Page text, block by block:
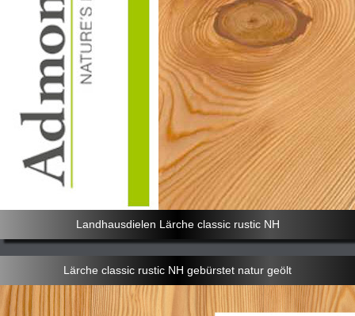
Landhausdielen Lärche classic rustic NH
Lärche classic rustic NH gebürstet natur geölt